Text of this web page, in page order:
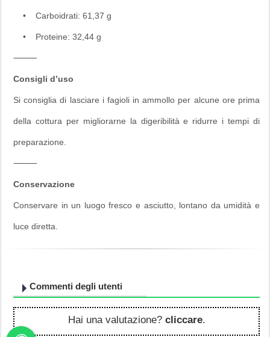
• Carboidrati: 61,37 g
• Proteine: 32,44 g
⸻
Consigli d’uso
Si consiglia di lasciare i fagioli in ammollo per alcune ore prima
della cottura per migliorarne la digeribilità e ridurre i tempi di
preparazione.
⸻
Conservazione
Conservare in un luogo fresco e asciutto, lontano da umidità e
luce diretta.
Commenti degli utenti
Hai una valutazione? cliccare.